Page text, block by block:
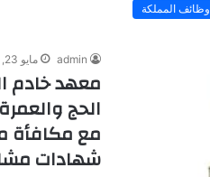
وظائف المملكة
admin مايو 23, 2024
معهد خادم
الحج
مع مكافأة
شهادات